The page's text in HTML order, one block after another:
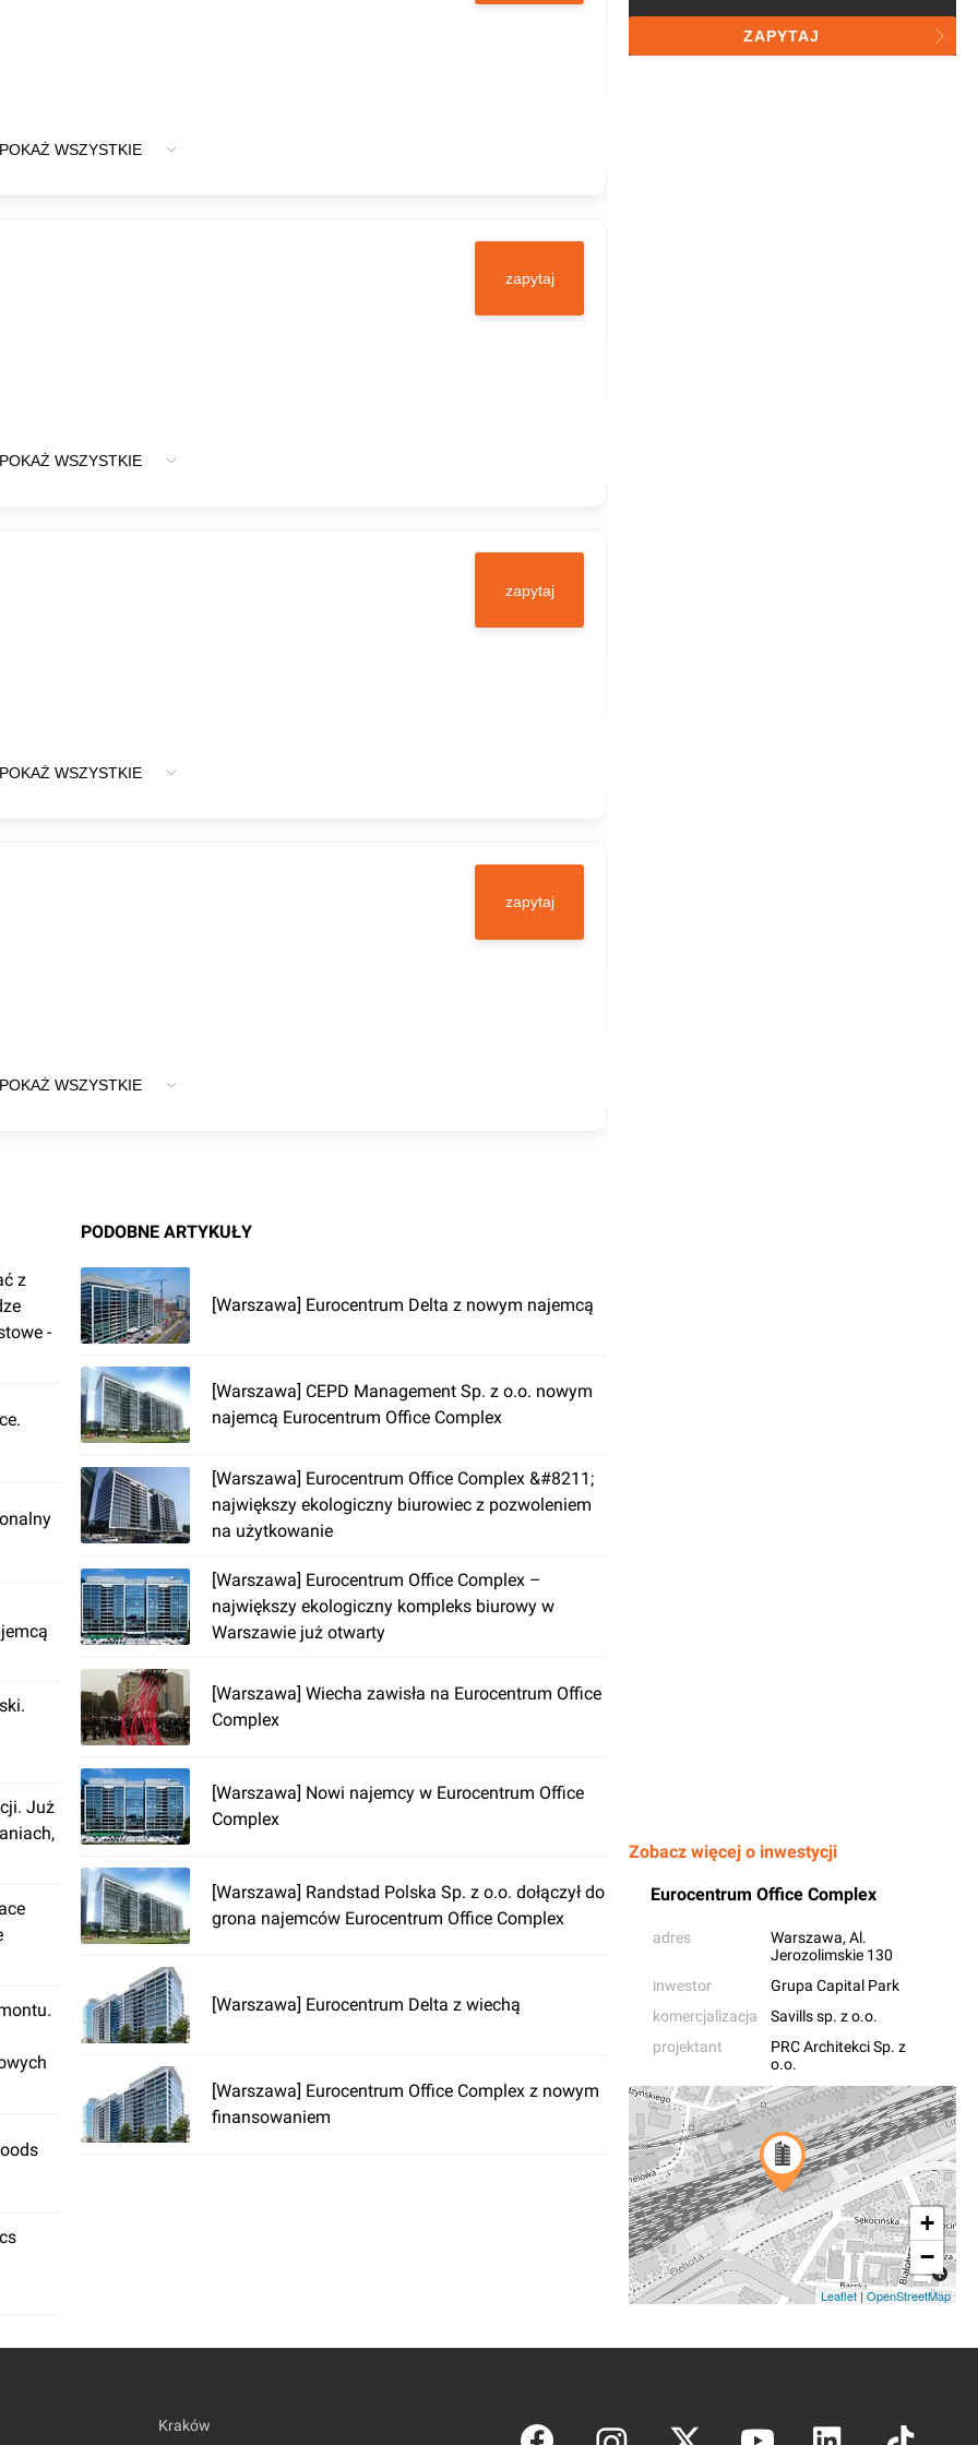
POKAŻ WSZYSTKIE
zapytaj
POKAŻ WSZYSTKIE
zapytaj
POKAŻ WSZYSTKIE
zapytaj
POKAŻ WSZYSTKIE
z
-
Już
PODOBNE ARTYKUŁY
[Warszawa] Eurocentrum Delta z nowym najemcą
[Warszawa] CEPD Management Sp. z o.o. nowym
najemcą Eurocentrum Office Complex
[Warszawa] Eurocentrum Office Complex &#8211;
największy ekologiczny biurowiec z pozwoleniem
na użytkowanie
[Warszawa] Eurocentrum Office Complex –
największy ekologiczny kompleks biurowy w
Warszawie już otwarty
[Warszawa] Wiecha zawisła na Eurocentrum Office
Complex
[Warszawa] Nowi najemcy w Eurocentrum Office
Complex
[Warszawa] Randstad Polska Sp. z o.o. dołączył do
grona najemców Eurocentrum Office Complex
[Warszawa] Eurocentrum Delta z wiechą
[Warszawa] Eurocentrum Office Complex z nowym
finansowaniem
przetwarzaniu przez investmap
sp. z o.o. do celów statystycznych
ZAPYTAJ
Zobacz więcej o inwestycji
Eurocentrum Office Complex
adres Warszawa, Al.
Jerozolimskie 130
inwestor
Grupa Capital Park
komercjalizacja
Savills sp. z o.o.
projektant
PRC Architekci Sp. z
o.o.
+
−
Leaflet |OpenStreetMap
Kraków